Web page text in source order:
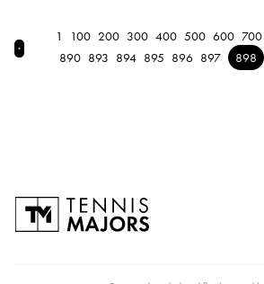
← Previous
1 100 200 300 400 500 600 700
890 893 894 895 896 897 898